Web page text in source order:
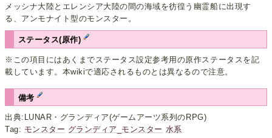
メッシナ大陸とエレンシア大陸の間の海域を彷徨う幽霊船に出現す
る、アンモナイト型のモンスター。
ステータス(原作)
※この項目にはあくまでステータス設定参考用の原作ステータスを記
載しています。本wikiで適応されるものとは異なるので注意。
備考
出典:LUNAR・グランディア(ゲームアーツ系列のRPG)
Tag: モンスター グランディア_モンスター 水系